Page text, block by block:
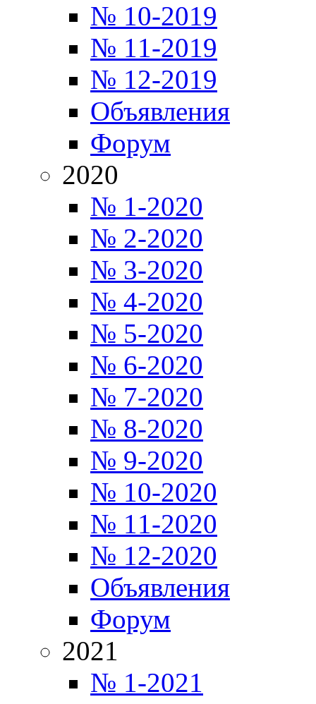
№ 10-2019
№ 11-2019
№ 12-2019
Объявления
Форум
2020
№ 1-2020
№ 2-2020
№ 3-2020
№ 4-2020
№ 5-2020
№ 6-2020
№ 7-2020
№ 8-2020
№ 9-2020
№ 10-2020
№ 11-2020
№ 12-2020
Объявления
Форум
2021
№ 1-2021